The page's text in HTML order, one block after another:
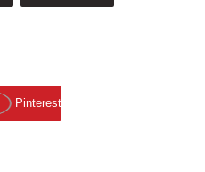
Pinterest